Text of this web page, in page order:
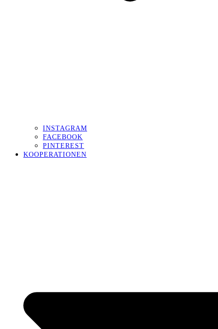
INSTAGRAM
FACEBOOK
PINTEREST
KOOPERATIONEN